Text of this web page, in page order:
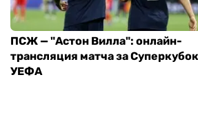
ПСЖ — "Астон Вилла": онлайн-
трансляция матча за Суперкубок
УЕФА